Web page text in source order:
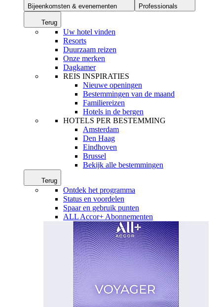
Bijeenkomsten & evenementen Professionals
Terug
Uw hotel vinden
Resorts
Duurzaam reizen
Onze merken
Dagkamer
REIS INSPIRATIES
Nieuwe openingen
Bestemmingen van de maand
Familiereizen
Hotels in de bergen
HOTELS PER BESTEMMING
Amsterdam
Den Haag
Eindhoven
Brussel
Bekijk alle bestemmingen
Terug
Ontdek het programma
Status en voordelen
Spaar en gebruik punten
ALL Accor+ Abonnementen